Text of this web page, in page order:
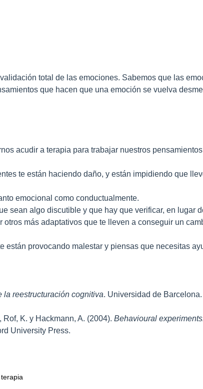
total de las emociones. Sabemos que las
que hacen que una emoción se vuelva
acudir a terapia para trabajar nuestros
te están haciendo daño, y están impidiendo que
emocional como conductualmente.
sean algo discutible y que hay que verificar, en lugar
más adaptativos que te lleven a conseguir un
están provocando malestar y piensas que necesitas
la reestructuración cognitiva. Universidad de Barcelona.
K. y Hackmann, A. (2004). Behavioural
University Press.
terapia